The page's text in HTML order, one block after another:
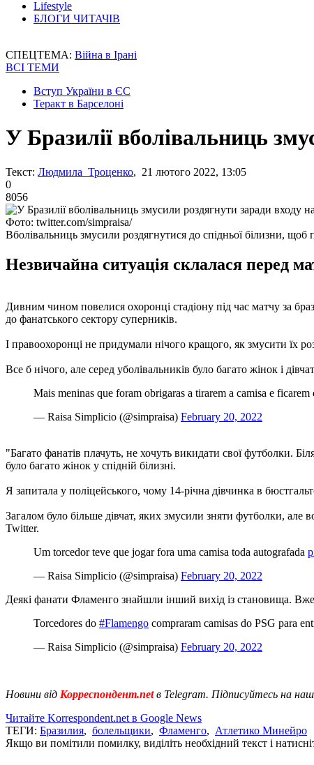
Lifestyle
БЛОГИ ЧИТАЧІВ
СПЕЦТЕМА: Війна в Ірані
ВСІ ТЕМИ
Вступ України в ЄС
Теракт в Барселоні
У Бразилії вболівальниць
Текст: Людмила Троценко, 21 лютого 2022, 13:05
0
8056
Фото: twitter.com/simpraisa/
Вболівальниць змусили роздягнутися до спідньої білизни, щоб
Незвичайна ситуація склалася перед
Дивним чином повелися охоронці стадіону під час матчу за
до фанатського сектору суперників.
І правоохоронці не придумали нічого кращого, як змусити їх
Все б нічого, але серед уболівальників було багато жінок і
Mais meninas que foram obrigaras a tirarem a camisa e
— Raisa Simplicio (@simpraisa) February 20, 2022
"Багато фанатів плачуть, не хочуть викидати свої футболки.
було багато жінок у спідній білизні.
Я запитала у поліцейського, чому 14-річна дівчинка в
Загалом було більше дівчат, яких змусили зняти футболки, але
Twitter.
Um torcedor teve que jogar fora uma camisa toda autografada
— Raisa Simplicio (@simpraisa) February 20, 2022
Деякі фанати Фламенго знайшли інший вихід із становища.
Torcedores do #Flamengo compraram camisas do PSG para
— Raisa Simplicio (@simpraisa) February 20, 2022
Новини від Корреспондент.netв Telegram. Підписуйтесь на
Читайте Korrespondent.net в Google News
ТЕГИ: Бразилия, болельщики, Фламенго, Атлетико Минейро
Якщо ви помітили помилку, виділіть необхідний текст і